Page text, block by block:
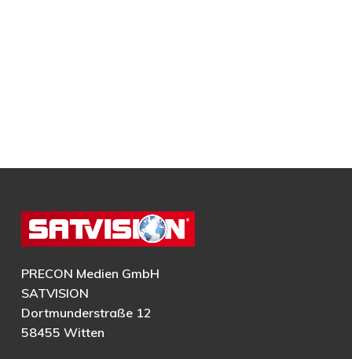
PRECON Medien GmbH
SATVISION
Dortmunderstraße 12
58455 Witten